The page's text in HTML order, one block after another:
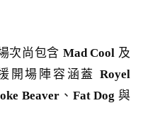
次尚包含 Mad Cool 及
開場陣容涵蓋Royel
Beaver 、 Fat Dog 與